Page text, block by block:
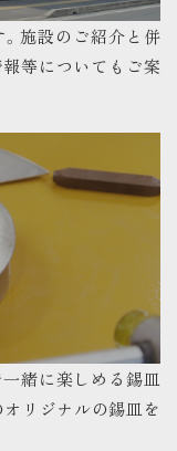
施設のご紹介と併
等についてもご案
緒に楽しめる錫皿
リジナルの錫皿を